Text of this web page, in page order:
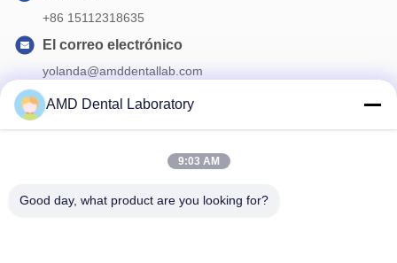
+86 15112318635
El correo electrónico
yolanda@amddentallab.com
Suscríbete a nuestro boletín para obtener descuentos y más.
AMD Dental Laboratory
9:03 AM
Good day, what product are you looking for?